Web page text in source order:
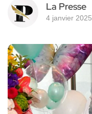
La Presse
4 janvier 2025